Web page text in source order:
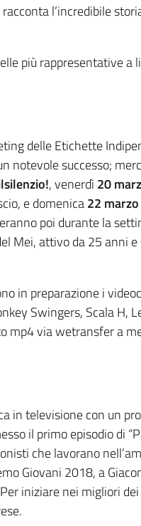
racconta l’incredibile
più rappresentative a
delle Etichette
notevole successo;
, venerdì 20
e domenica22 marzo
poi durante la
Mei, attivo da 25 anni
in preparazione i
Swingers, Scala H,
via wetransfer a
in televisione con un
il primo episodio di
che lavorano
Giovani 2018, a
iniziare nei migliori